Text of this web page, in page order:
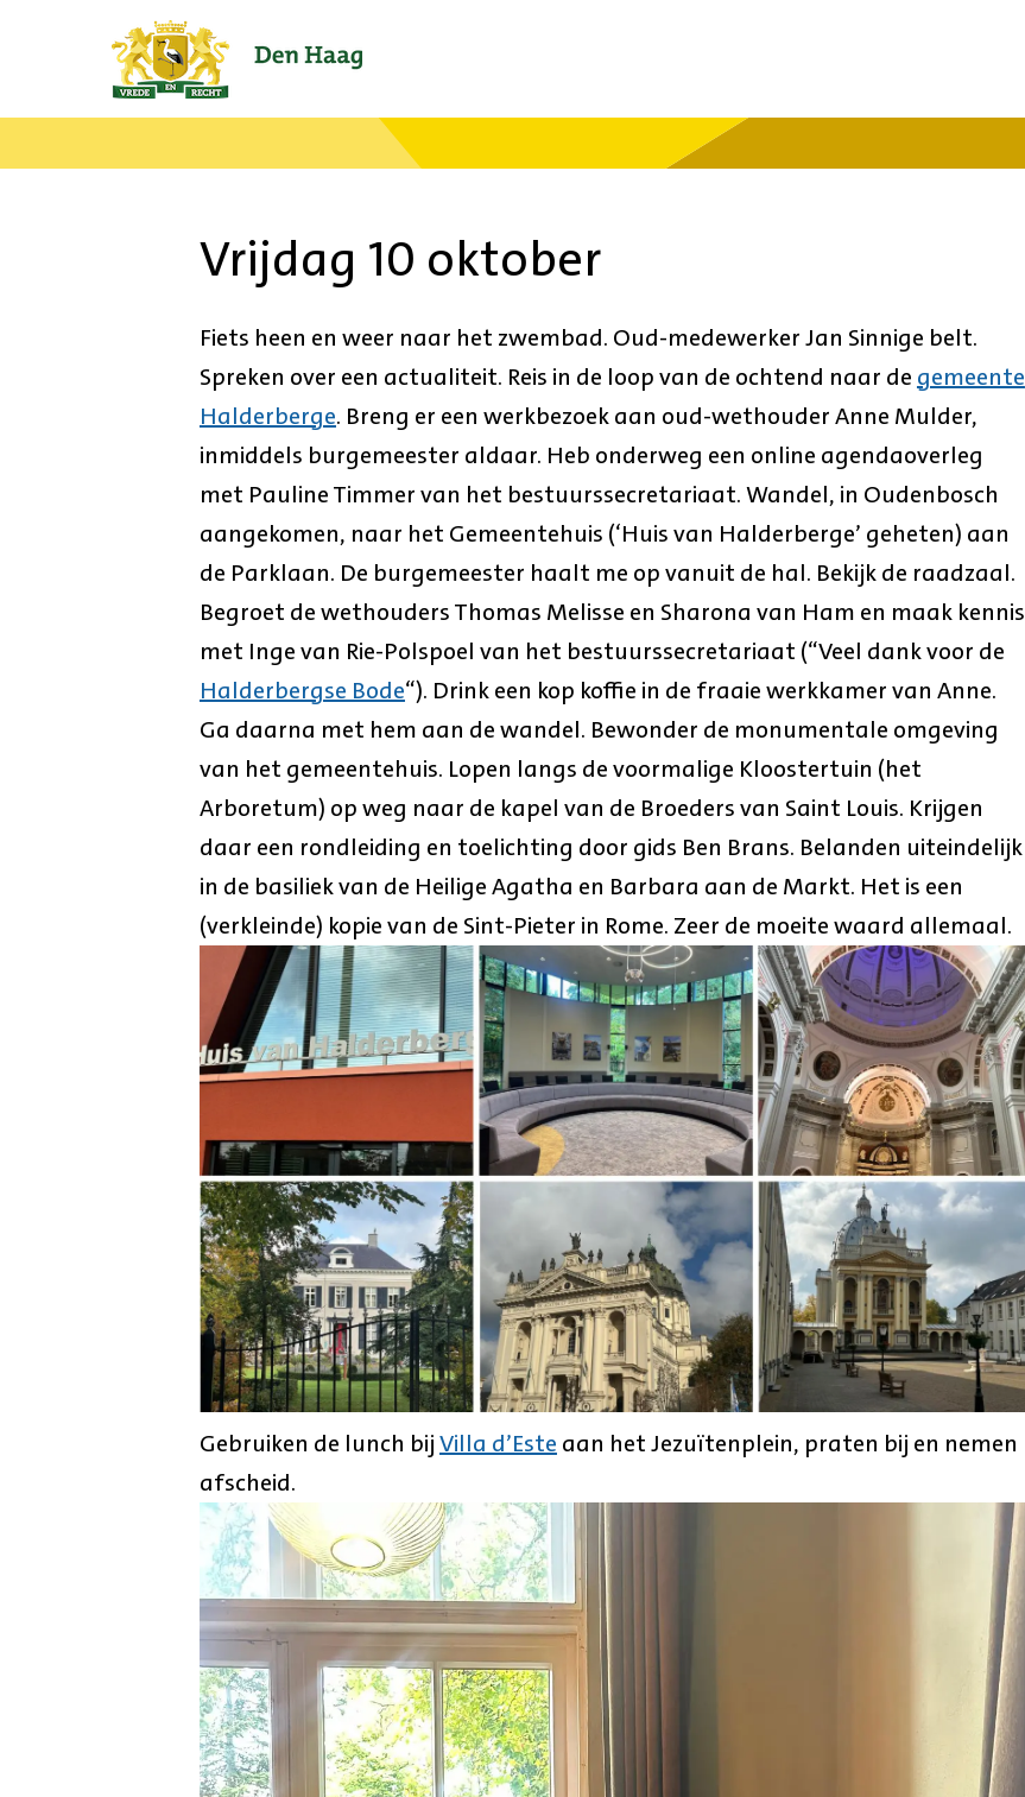
Ga
naar
de
Vrijdag 10 oktober
Fiets heen en weer naar het zwembad. Oud-medewerker Jan Sinnige belt.
Spreken over een actualiteit. Reis in de loop van de ochtend naar de gemeente
Halderberge. Breng er een werkbezoek aan oud-wethouder Anne Mulder,
inmiddels burgemeester aldaar. Heb onderweg een online agendaoverleg
met Pauline Timmer van het bestuurssecretariaat. Wandel, in Oudenbosch
aangekomen, naar het Gemeentehuis (‘Huis van Halderberge’ geheten) aan
de Parklaan. De burgemeester haalt me op vanuit de hal. Bekijk de raadzaal.
Begroet de wethouders Thomas Melisse en Sharona van Ham en maak kennis
met Inge van Rie-Polspoel van het bestuurssecretariaat (“Veel dank voor de
Halderbergse Bode“). Drink een kop koffie in de fraaie werkkamer van Anne.
Ga daarna met hem aan de wandel. Bewonder de monumentale omgeving
van het gemeentehuis. Lopen langs de voormalige Kloostertuin (het
Arboretum) op weg naar de kapel van de Broeders van Saint Louis. Krijgen
daar een rondleiding en toelichting door gids Ben Brans. Belanden uiteindelijk
in de basiliek van de Heilige Agatha en Barbara aan de Markt. Het is een
(verkleinde) kopie van de Sint-Pieter in Rome. Zeer de moeite waard allemaal.
Gebruiken de lunch bijVilla d’Este aan het Jezuïtenplein, praten bij en nemen
afscheid.